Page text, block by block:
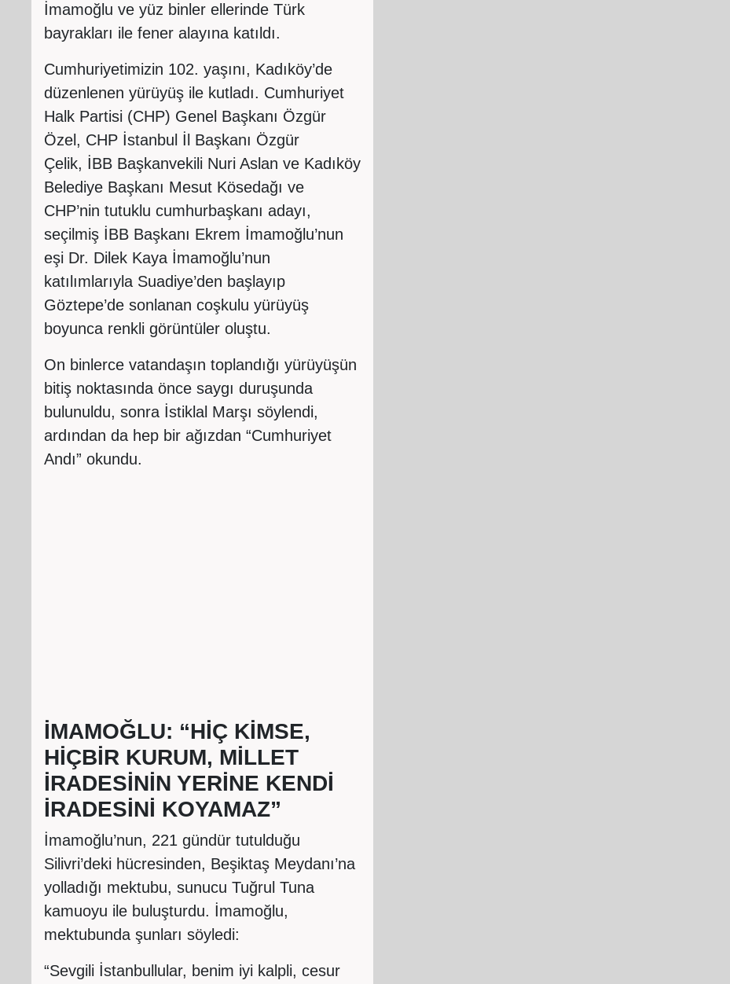
İmamoğlu ve yüz binler ellerinde Türk
bayrakları ile fener alayına katıldı.
Cumhuriyetimizin 102. yaşını, Kadıköy’de
düzenlenen yürüyüş ile kutladı. Cumhuriyet
Halk Partisi (CHP) Genel Başkanı Özgür
Özel, CHP İstanbul İl Başkanı Özgür
Çelik, İBB Başkanvekili Nuri Aslan ve Kadıköy
Belediye Başkanı Mesut Kösedağı ve
CHP’nin tutuklu cumhurbaşkanı adayı,
seçilmiş İBB Başkanı Ekrem İmamoğlu’nun
eşi Dr. Dilek Kaya İmamoğlu’nun
katılımlarıyla Suadiye’den başlayıp
Göztepe’de sonlanan coşkulu yürüyüş
boyunca renkli görüntüler oluştu.
On binlerce vatandaşın toplandığı yürüyüşün
bitiş noktasında önce saygı duruşunda
bulunuldu, sonra İstiklal Marşı söylendi,
ardından da hep bir ağızdan “Cumhuriyet
Andı” okundu.
İMAMOĞLU: “HİÇ KİMSE,
HİÇBİR KURUM, MİLLET
İRADESİNİN YERİNE KENDİ
İRADESİNİ KOYAMAZ”
İmamoğlu’nun, 221 gündür tutulduğu
Silivri’deki hücresinden, Beşiktaş Meydanı’na
yolladığı mektubu, sunucu Tuğrul Tuna
kamuoyu ile buluşturdu. İmamoğlu,
mektubunda şunları söyledi:
“Sevgili İstanbullular, benim iyi kalpli, cesur